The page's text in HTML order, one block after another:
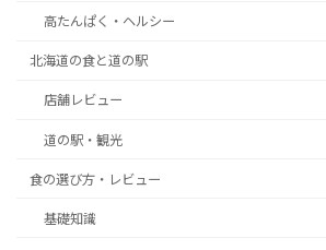
高たんぱく・ヘルシー
北海道の食と道の駅
店舗レビュー
道の駅・観光
食の選び方・レビュー
基礎知識